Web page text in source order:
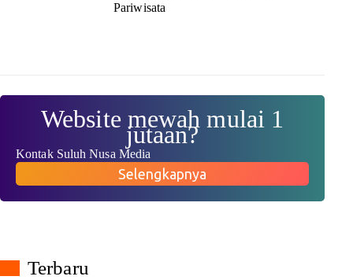
Pariwisata
Website mewah mulai 1
jutaan?
Kontak Suluh Nusa Media
Selengkapnya
Terbaru